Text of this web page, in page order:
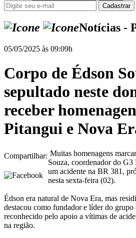
Notícias -
05/05/2025 às 09:09h
Corpo de Édson
sepultado neste
receber
Pitangui e Nova
Compartilhar: Muitas homenagens
Souza, coordenador do G3
um acidente na BR 381,
nesta sexta-feira (02).
Édson era natural de Nova Era, mas
destacou como fundador e líder do grupo
reconhecido pelo apoio a vítimas de
na região.